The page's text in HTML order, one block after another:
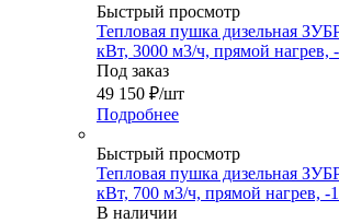
Быстрый просмотр
Тепловая пушка дизельная
кВт, 3000 м3/ч, прямой нагрев,
Под заказ
49 150 ₽/шт
Подробнее
Быстрый просмотр
Тепловая пушка дизельная
кВт, 700 м3/ч, прямой нагрев, -
В наличии